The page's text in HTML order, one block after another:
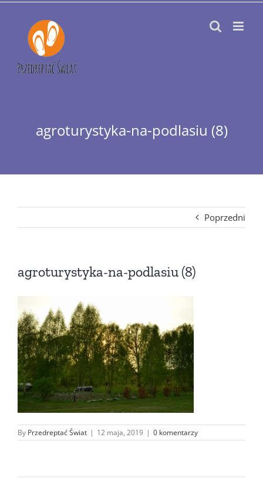
Przejdź
zawartości
agroturystyka-na-podlasiu (8)
Poprzedni
agroturystyka-na-podlasiu (8)
By Przedreptać Świat | 12 maja, 2019 | 0 komentarzy